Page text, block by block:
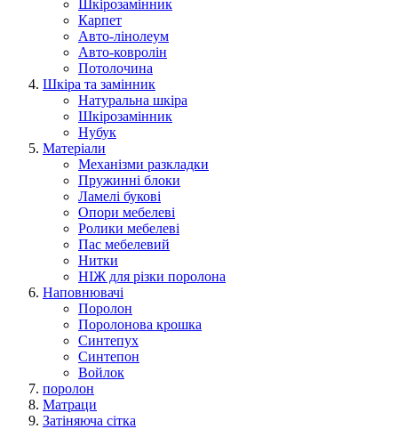
Шкірозамінник
Карпет
Авто-лінолеум
Авто-ковролін
Потолочина
Шкіра та замінник
Натуральна шкіра
Шкірозамінник
Нубук
Матеріали
Механізми разкладки
Пружинні блоки
Ламелі букові
Опори мебелеві
Ролики мебелеві
Пас мебелевий
Нитки
НІЖ для різки поролона
Наповнювачі
Поролон
Поролонова крошка
Синтепух
Синтепон
Войлок
поролон
Матраци
Затіняюча сітка